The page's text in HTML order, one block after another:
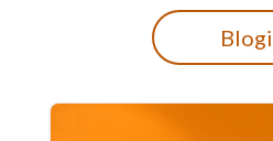
Blogi